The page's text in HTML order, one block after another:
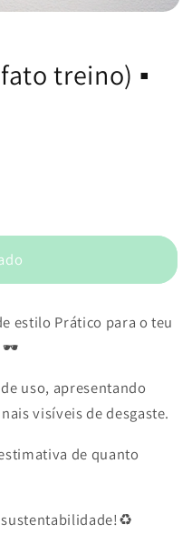
treino) ▪️
estilo Prático para o teu
uso, apresentando
visíveis de desgaste.
de quanto
sustentabilidade!♻️